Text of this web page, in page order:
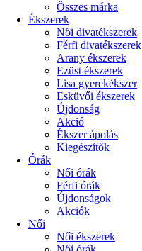
Összes márka
Ékszerek
Női divatékszerek
Férfi divatékszerek
Arany ékszerek
Ezüst ékszerek
Lisa gyerekékszer
Esküvői ékszerek
Újdonság
Akció
Ékszer ápolás
Kiegészítők
Órák
Női órák
Férfi órák
Újdonságok
Akciók
Női
Női ékszerek